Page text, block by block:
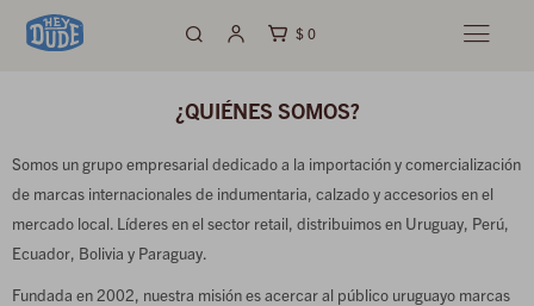
$ 0 
¿QUIÉNES SOMOS?
Somos un grupo empresarial dedicado a la importación y comercialización
de marcas internacionales de indumentaria, calzado y accesorios en el
mercado local. Líderes en el sector retail, distribuimos en Uruguay, Perú,
Ecuador, Bolivia y Paraguay.
Fundada en 2002, nuestra misión es acercar al público uruguayo marcas